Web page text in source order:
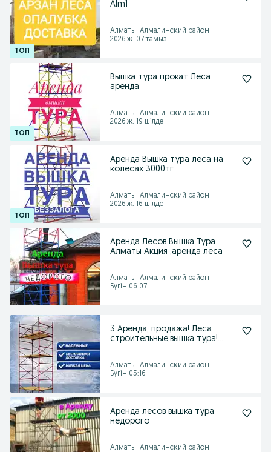
Alm1
Алматы, Алмалинский район
2026 ж. 07 тамыз
Вышка тура прокат Леса
аренда
Алматы, Алмалинский район
2026 ж. 19 шілде
Аренда Вышка тура леса на
колесах 3000тг
Алматы, Алмалинский район
2026 ж. 16 шілде
Аренда Лесов Вышка Тура
Алматы Акция ,аренда леса
Алматы, Алмалинский район
Бүгін 06:07
3 Аренда, продажа! Леса
строительные,вышка тура!
Алматы, Алмалинский район
Бүгін 05:16
Аренда лесов вышка тура
недорого
Алматы, Алмалинский район